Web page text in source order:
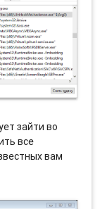
зайти во
все
вам